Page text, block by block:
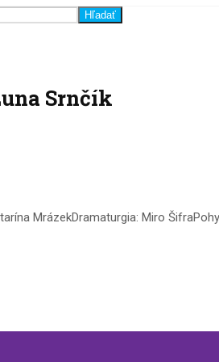
Hľadať
Srnčík
MrázekDramaturgia: Miro